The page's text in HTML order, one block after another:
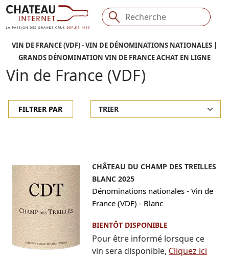
VIN DE FRANCE (VDF) - VIN DE DÉNOMINATIONS NATIONALES |
GRANDS DÉNOMINATION VIN DE FRANCE ACHAT EN LIGNE
Vin de France (VDF)
FILTRER PAR
CHÂTEAU DU CHAMP DES TREILLES
BLANC 2025
Dénominations nationales - Vin de
France (VDF) - Blanc
BIENTÔT DISPONIBLE
Pour être informé lorsque ce
vin sera disponible, Cliquez ici